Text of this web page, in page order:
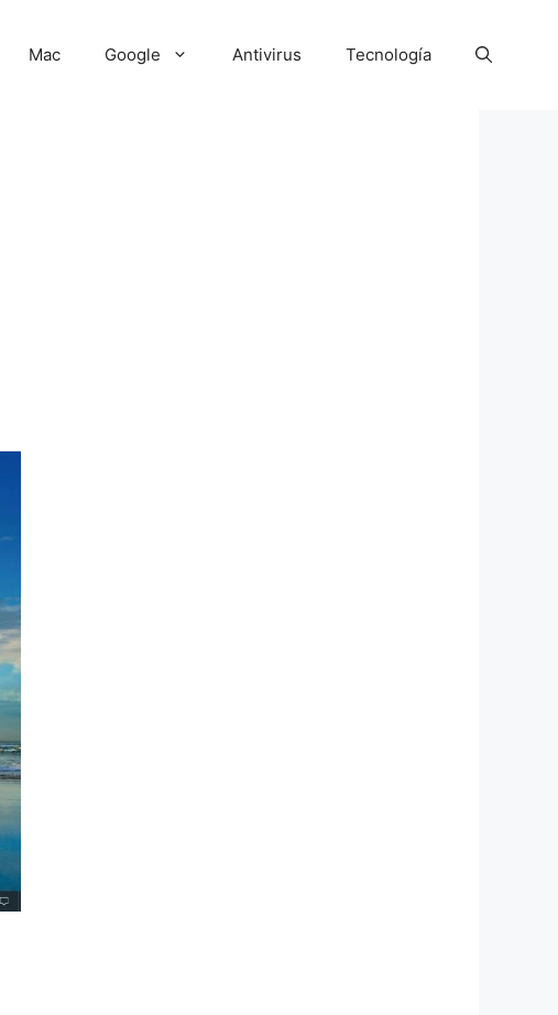
Mac Google Antivirus Tecnología